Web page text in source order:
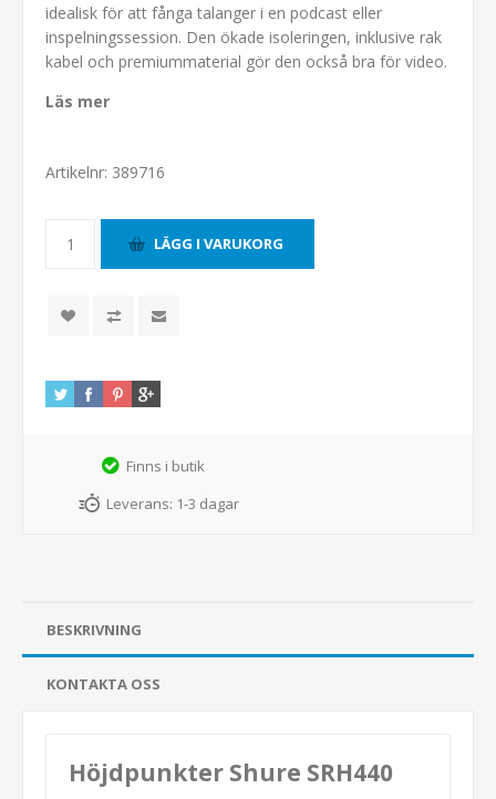
idealisk för att fånga talanger i en podcast eller
inspelningssession. Den ökade isoleringen, inklusive rak
kabel och premiummaterial gör den också bra för video.
Läs mer
Artikelnr: 389716
Finns i butik
Leverans: 1-3 dagar
BESKRIVNING
KONTAKTA OSS
Höjdpunkter Shure SRH440